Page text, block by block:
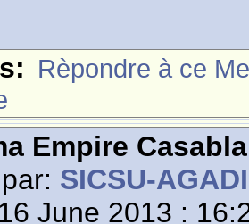
Rèpondre à ce
Empire
SICSU-
June 2013 :